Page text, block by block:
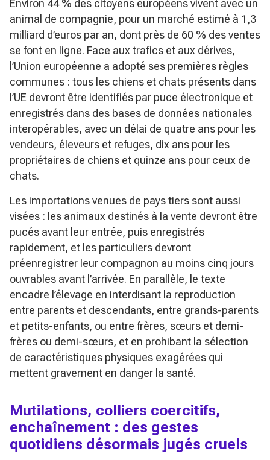
Environ 44 % des citoyens européens vivent avec un
animal de compagnie, pour un marché estimé à 1,3
milliard d’euros par an, dont près de 60 % des ventes
se font en ligne. Face aux trafics et aux dérives,
l’Union européenne a adopté ses premières règles
communes : tous les chiens et chats présents dans
l’UE devront être identifiés par puce électronique et
enregistrés dans des bases de données nationales
interopérables, avec un délai de quatre ans pour les
vendeurs, éleveurs et refuges, dix ans pour les
propriétaires de chiens et quinze ans pour ceux de
chats.
Les importations venues de pays tiers sont aussi
visées : les animaux destinés à la vente devront être
pucés avant leur entrée, puis enregistrés
rapidement, et les particuliers devront
préenregistrer leur compagnon au moins cinq jours
ouvrables avant l’arrivée. En parallèle, le texte
encadre l’élevage en interdisant la reproduction
entre parents et descendants, entre grands-parents
et petits-enfants, ou entre frères, sœurs et demi-
frères ou demi-sœurs, et en prohibant la sélection
de caractéristiques physiques exagérées qui
mettent gravement en danger la santé.
Mutilations, colliers coercitifs,
enchaînement : des gestes
quotidiens désormais jugés cruels